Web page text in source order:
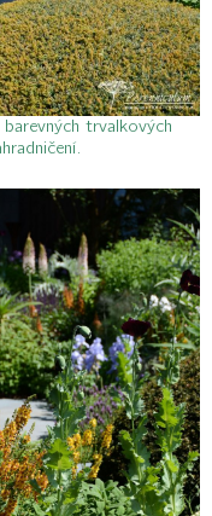
trvalkových